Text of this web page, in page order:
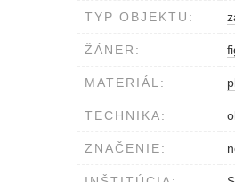
TYP OBJEKTU:
ŽÁNER:
MATERIÁL:
TECHNIKA:
ZNAČENIE: